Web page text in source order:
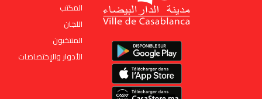
المكتب
اﻟﻠﺠﺎن
المنتخبون
الأدوار والإختصاصات